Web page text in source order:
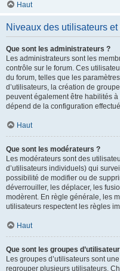
Haut
Niveaux des utilisateurs
Que sont les administrateurs ?
Les administrateurs sont les
contrôle sur le forum. Ces
du forum, telles que les
d’utilisateurs, la création de
peuvent également être habilités à
dépend de la configuration
Haut
Que sont les modérateurs ?
Les modérateurs sont des
d’utilisateurs individuels) qui
possibilité de modifier ou de
déverrouiller, les déplacer, les
modèrent. En règle générale, les
utilisateurs respectent les règles
Haut
Que sont les groupes
Les groupes d’utilisateurs sont
regrouper plusieurs utilisateurs.